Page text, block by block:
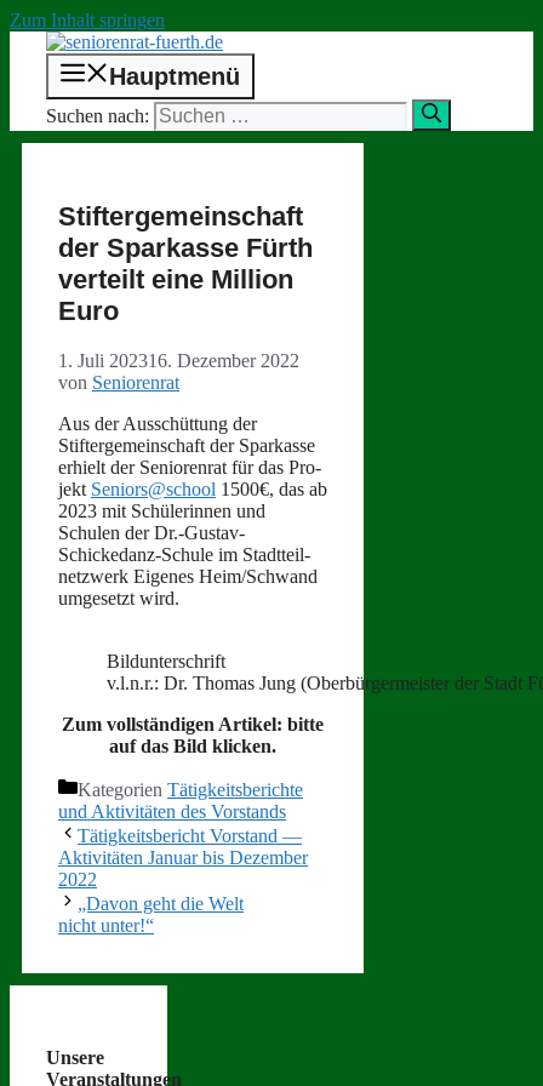
Zum Inhalt springen
Hauptmenü
Suchen nach:
Stiftergemeinschaft
der Sparkasse Fürth
verteilt eine Million
Euro
1. Juli 202316. Dezember 2022
von Seniorenrat
Aus der Auss­chüt­tung der
Stifterge­mein­schaft der Sparkasse
erhielt der Senioren­rat für das Pro­
jekt Seniors@school 1500€, das ab
2023 mit Schü­lerin­nen und
Schulen der Dr.-Gustav-
Schickedanz-Schule im Stadt­teil­
net­zw­erk Eigenes Heim/Schwand
umge­set­zt wird.
Bil­dun­ter­schrift
v.l.n.r.: Dr. Thomas Jung (Ober­bürg­er­meis­ter der Stadt
Zum voll­ständi­gen Artikel: bitte
auf das Bild klicken.
Kategorien Tätigkeitsberichte
und Aktivitäten des Vorstands
Tätigkeitsbericht Vorstand —
Aktivitäten Januar bis Dezember
2022
„Davon geht die Welt
nicht unter!“
Unsere
Veranstaltungen